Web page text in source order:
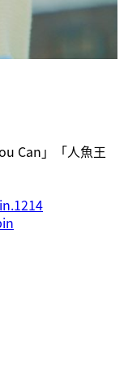
Can」「人魚王